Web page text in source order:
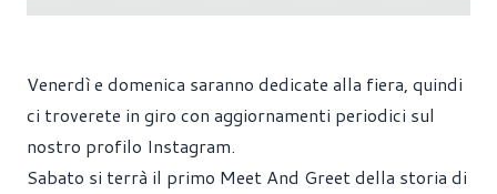
Venerdì e domenica saranno dedicate alla fiera, quindi
ci troverete in giro con aggiornamenti periodici sul
nostro profilo Instagram.
Sabato si terrà il primo Meet And Greet della storia di